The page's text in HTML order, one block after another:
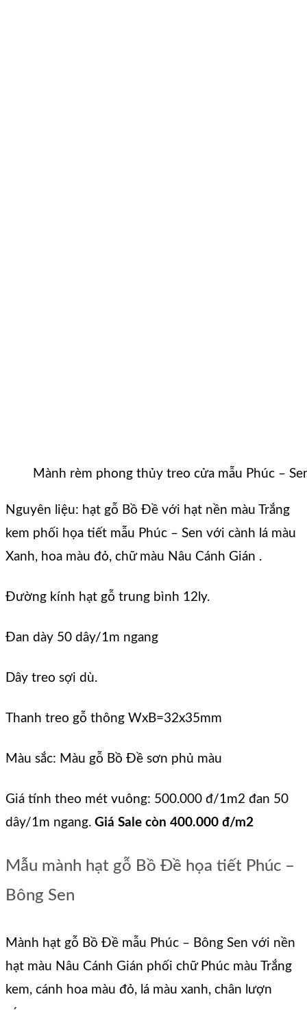
Mành rèm phong thủy treo cửa mẫu Phúc –
Nguyên liệu: hạt gỗ Bồ Đề với hạt nền màu Trắng
kem phối họa tiết mẫu Phúc – Sen với cành lá màu
Xanh, hoa màu đỏ, chữ màu Nâu Cánh Gián .
Đường kính hạt gỗ trung bình 12ly.
Đan dày 50 dây/1m ngang
Dây treo sợi dù.
Thanh treo gỗ thông WxB=32x35mm
Màu sắc: Màu gỗ Bồ Đề sơn phủ màu
Giá tính theo mét vuông: 500.000 đ/1m2 đan 50
dây/1m ngang. Giá Sale còn 400.000 đ/m2
Mẫu mành hạt gỗ Bồ Đề họa tiết Phúc –
Bông Sen
Mành hạt gỗ Bồ Đề mẫu Phúc – Bông Sen với nền
hạt màu Nâu Cánh Gián phối chữ Phúc màu Trắng
kem, cánh hoa màu đỏ, lá màu xanh, chân lượn